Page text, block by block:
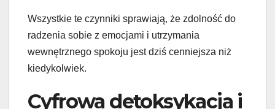
Wszystkie te czynniki sprawiają, że zdolność do
radzenia sobie z emocjami i utrzymania
wewnętrznego spokoju jest dziś cenniejsza niż
kiedykolwiek.
Cyfrowa detoksykacja i